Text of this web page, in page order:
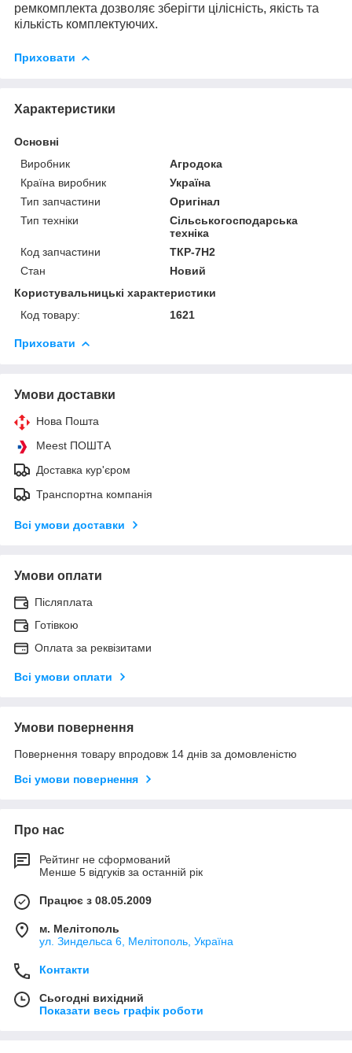
ремкомплекта дозволяє зберігти цілісність, якість та
кількість комплектуючих.
Приховати
Характеристики
Основні
Виробник
Агродока
Країна виробник
Україна
Тип запчастини
Оригінал
Тип техніки
Сільськогосподарська
техніка
Код запчастини
ТКР-7Н2
Стан
Новий
Користувальницькі характеристики
Код товару:
1621
Приховати
Умови доставки
Нова Пошта
Meest ПОШТА
Доставка кур'єром
Транспортна компанія
Всі умови доставки
Умови оплати
Післяплата
Готівкою
Оплата за реквізитами
Всі умови оплати
Умови повернення
Повернення товару впродовж 14 днів за домовленістю
Всі умови повернення
Про нас
Рейтинг не сформований
Менше 5 відгуків за останній рік
Працює з 08.05.2009
м. Мелітополь
ул. Зиндельса 6, Мелітополь, Україна
Контакти
Сьогодні вихідний
Показати весь графік роботи